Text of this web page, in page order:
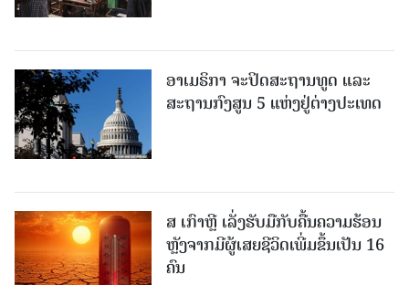
ອາເມຣິກາ ຈະປິດສະຖານທູດ ແ​ລະ
ສະຖານກົງສູນ 5 ແຫ່ງ​ຢູ່​ຕ່າງ​ປະ​ເທດ
ສ ເກົາຫຼີ ເລັ່ງຮັບມືກັບຄື້ນຄວາມຮ້ອນ
ຫຼັງຈາກມີຜູ້ເສຍຊີວິດເພີ່ມຂຶ້ນເປັນ 16
ຄົນ